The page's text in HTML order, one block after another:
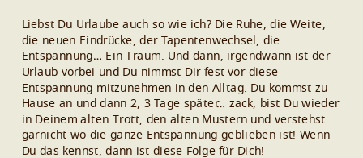
Liebst Du Urlaube auch so wie ich? Die Ruhe, die Weite,
die neuen Eindrücke, der Tapentenwechsel, die
Entspannung… Ein Traum. Und dann, irgendwann ist der
Urlaub vorbei und Du nimmst Dir fest vor diese
Entspannung mitzunehmen in den Alltag. Du kommst zu
Hause an und dann 2, 3 Tage später… zack, bist Du wieder
in Deinem alten Trott, den alten Mustern und verstehst
garnicht wo die ganze Entspannung geblieben ist! Wenn
Du das kennst, dann ist diese Folge für Dich!